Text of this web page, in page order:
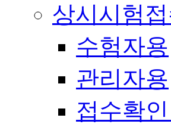
상시시험
수험자용
관리자용
접수확